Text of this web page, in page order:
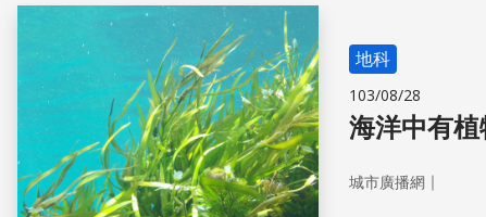
地科
103/08/28
海洋中有
城市廣播網 ｜